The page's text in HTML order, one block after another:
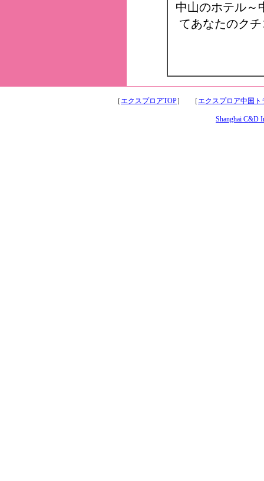
中山のホテル～
てあなたのク
［エクスプロアTOP］ ［エクスプロア中国ト
Shanghai C&D